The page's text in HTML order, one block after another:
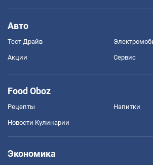
Авто
Тест Драйв
Акции Сервис
Food Oboz
Рецепты Напитки
Новости Кулинарии
Экономика